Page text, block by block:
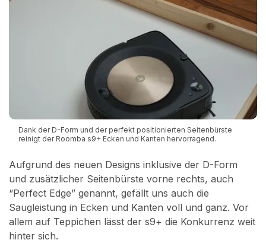
Dank der D-Form und der perfekt positionierten Seitenbürste
reinigt der Roomba s9+ Ecken und Kanten hervorragend.
Aufgrund des neuen Designs inklusive der D-Form
und zusätzlicher Seitenbürste vorne rechts, auch
“Perfect Edge” genannt, gefällt uns auch die
Saugleistung in Ecken und Kanten voll und ganz. Vor
allem auf Teppichen lässt der s9+ die Konkurrenz weit
hinter sich.